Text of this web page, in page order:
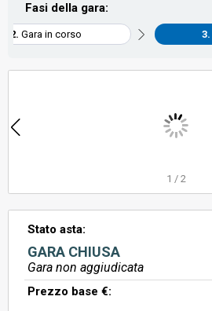
Fasi della gara:
Gara in corso
1 / 2
Stato asta:
GARA CHIUSA
Gara non aggiudicata
Prezzo base €: